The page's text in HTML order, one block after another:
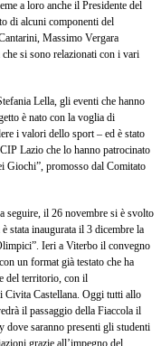
a loro anche il Presidente del
di alcuni componenti del
Massimo Vergara
si sono relazionati con i vari
Lella, gli eventi che hanno
è nato con la voglia di
i valori dello sport – ed è stato
Lazio che lo hanno patrocinato
Giochi”, promosso dal Comitato
seguire, il 26 novembre si è svolto
stata inaugurata il 3 dicembre la
Ieri a Viterbo il convegno
un format già testato che ha
del territorio, con il
Civita Castellana. Oggi tutti allo
il passaggio della Fiaccola il
dove saranno presenti gli studenti